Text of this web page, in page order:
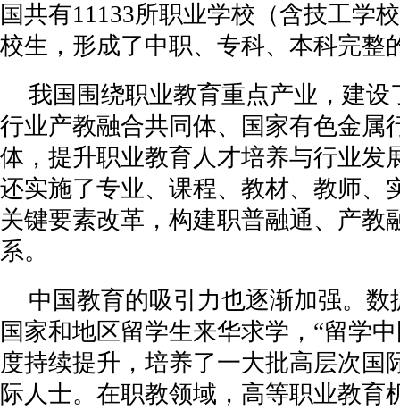
山海相邀深河情深⑤｜深河推动“组团式”医疗
山
中国消费电子「出海」二十年
泰兴市新街镇：爱“新”护苗志愿在行动?
“2024年毕马威中国工业制造行业峰会暨第一届
黑神话悟空获金摇杆奖实至名归 我国今年新增
企
尼尔森IQ联合饿了么发布《OAIPL即时零售新
安谋科技NPU：以三重升级应对端侧AI带来的
冰雪需求释放消费活力华东因地制宜发展冰雪
“SDGsNEXT”“SDGsNEXT”国际可持续发
共创时尚消费新场景探察品质生活新需求2024
国共有11133所职业学校（含技工学
校生，形成了中职、专科、本科完整
我国围绕职业教育重点产业，建
行业产教融合共同体、国家有色金属
体，提升职业教育人才培养与行业发
还实施了专业、课程、教材、教师、
关键要素改革，构建职普融通、产教
系。
中国教育的吸引力也逐渐加强。数
国家和地区留学生来华求学，“留学
度持续提升，培养了一大批高层次国
际人士。在职教领域，高等职业教育